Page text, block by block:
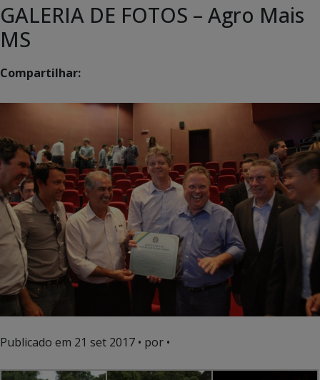
GALERIA DE FOTOS – Agro Mais
MS
Compartilhar:
Publicado em 21 set 2017 • por •